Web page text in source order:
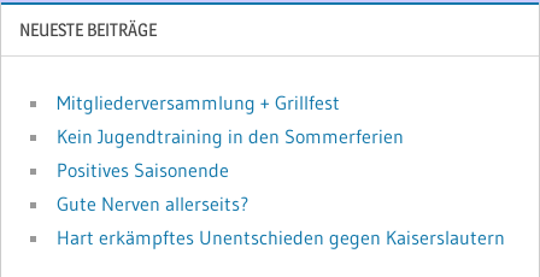
NEUESTE BEITRÄGE
Mitgliederversammlung + Grillfest
Kein Jugendtraining in den Sommerferien
Positives Saisonende
Gute Nerven allerseits?
Hart erkämpftes Unentschieden gegen Kaiserslautern